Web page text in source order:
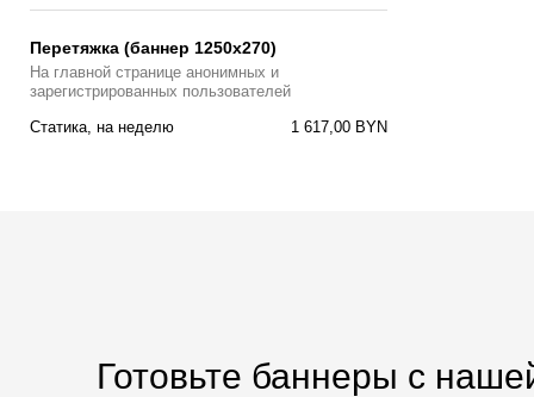
Перетяжка (баннер 1250х270)
На главной странице анонимных и
зарегистрированных пользователей
1 617,00 BYN
Статика, на неделю
Готовьте баннеры с